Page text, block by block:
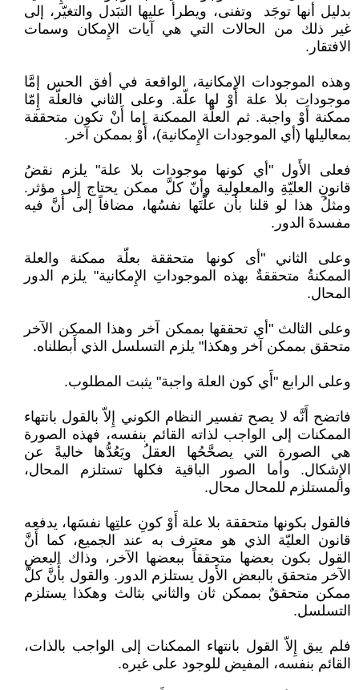
بدليل أنها توجَد وتفنى، ويطرأ عليها التبَدل والتغيّر، إلى
غير ذلك من الحالات التي هي آيات الإِمكان وسمات
الافتقار.
وهذه الموجودات الإمكانية، الواقعة في أفق الحس إمَّا
موجودات بلا علة أَوْ لها علّة. وعلى الثاني فالعلّة إِمّا
ممكنة أَوْ واجبة. ثم العلّة الممكنة إما أَنْ تكون متحققة
بمعاليلها (أي الموجودات الإِمكانية)، أَوْ بممكن آخر.
فعلى الأَول "أي كونها موجودات بلا علة" يلزم نقضُ
قانونِ العليّةِ والمعلولية وأنّ كلَّ ممكن يحتاج إِلى مؤثر.
ومثلُ هذا لو قلنا بأن علَّتَها نفسُها، مضافاً إلى أَنَّ فيه
مفسدةَ الدور.
وعلى الثاني "أى كونها متحققة بعلّة ممكنة والعلة
الممكنةُ متحققةٌ بهذه الموجوداتِ الإِمكانية" يلزم الدور
المحال.
وعلى الثالث "أي تحققها بممكن آخر وهذا الممكن الآخر
متحقق بممكن آخر وهكذا" يلزم التسلسل الذي أَبطلناه.
وعلى الرابع "أَي كون العلة واجبة" يثبت المطلوب.
فاتضح أَنَّه لا يصح تفسير النظام الكوني إِلاّ بالقول بانتهاء
الممكنات إلى الواجب لذاته القائم بنفسه، فهذه الصورة
هي الصورة التي يصحَّحُها العقلُ ويَعُدُّها خاليةً عن
الإِشكال. وأما الصور الباقية فكلها تستلزم المحال،
والمستلزم للمحال محال.
فالقول بكونها متحققة بلا علة أَوْ كونِ علتِها نفسَها، يدفعه
قانون العليّة الذي هو معترف به عند الجميع، كما أَنَّ
القول بكون بعضها متحققاً ببعضها الآخر، وذاك البعضِ
الآخر متحقق بالبعض الأَول يستلزم الدور. والقول بأَنَّ كلَّ
ممكن متحققٌ بممكن ثان والثاني بثالث وهكذا يستلزم
التسلسل.
فلم يبق إِلاّ القول بانتهاء الممكنات إلى الواجب بالذات،
القائم بنفسه، المفيض للوجود على غيره.